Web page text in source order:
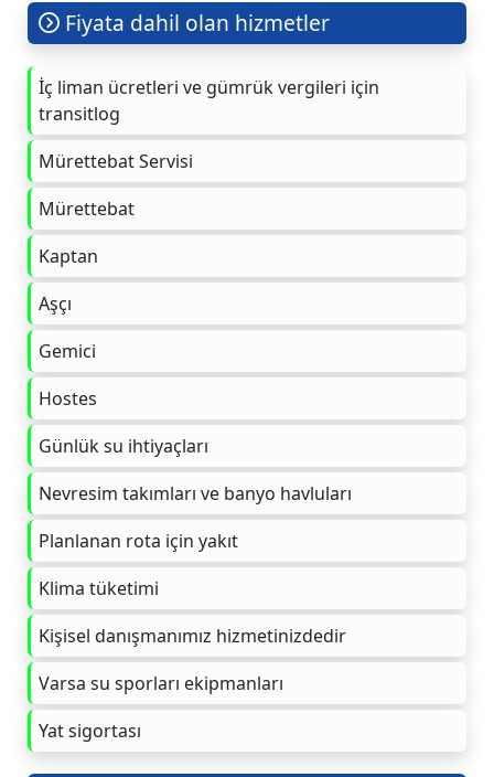
Fiyata dahil olan hizmetler
İç liman ücretleri ve gümrük vergileri için
transitlog
Mürettebat Servisi
Mürettebat
Kaptan
Aşçı
Gemici
Hostes
Günlük su ihtiyaçları
Nevresim takımları ve banyo havluları
Planlanan rota için yakıt
Klima tüketimi
Kişisel danışmanımız hizmetinizdedir
Varsa su sporları ekipmanları
Yat sigortası